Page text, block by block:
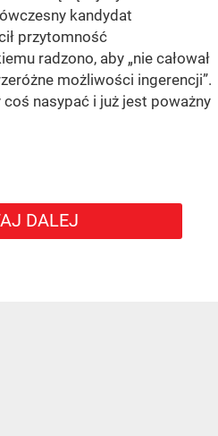
kandydat
przytomność
radzono, aby „nie całował
możliwości ingerencji”.
nasypać i już jest poważny
DALEJ